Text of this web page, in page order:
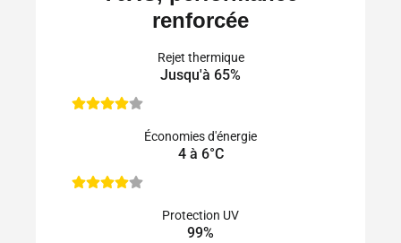
renforcée
Rejet thermique
Jusqu'à 65%
Économies d'énergie
4 à 6°C
Protection UV
99%